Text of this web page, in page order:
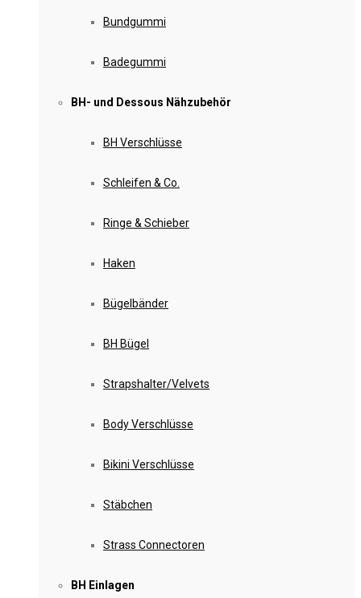
Bundgummi
Badegummi
BH- und Dessous Nähzubehör
BH Verschlüsse
Schleifen & Co.
Ringe & Schieber
Haken
Bügelbänder
BH Bügel
Strapshalter/Velvets
Body Verschlüsse
Bikini Verschlüsse
Stäbchen
Strass Connectoren
BH Einlagen